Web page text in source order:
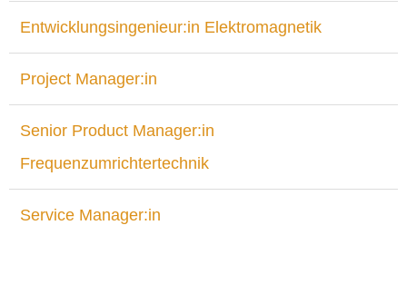
Entwicklungsingenieur:in Elektromagnetik
Project Manager:in
Senior Product Manager:in
Frequenzumrichtertechnik
Service Manager:in